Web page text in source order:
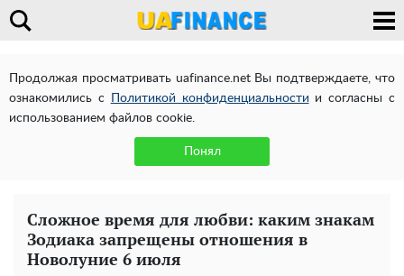
Продолжая просматривать uafinance.net Вы подтверждаете, что
ознакомились с
Политикой конфиденциальности и согласны с
использованием файлов cookie.
Понял
Сложное время для любви: каким знакам
Зодиака запрещены отношения в
Новолуние 6 июля